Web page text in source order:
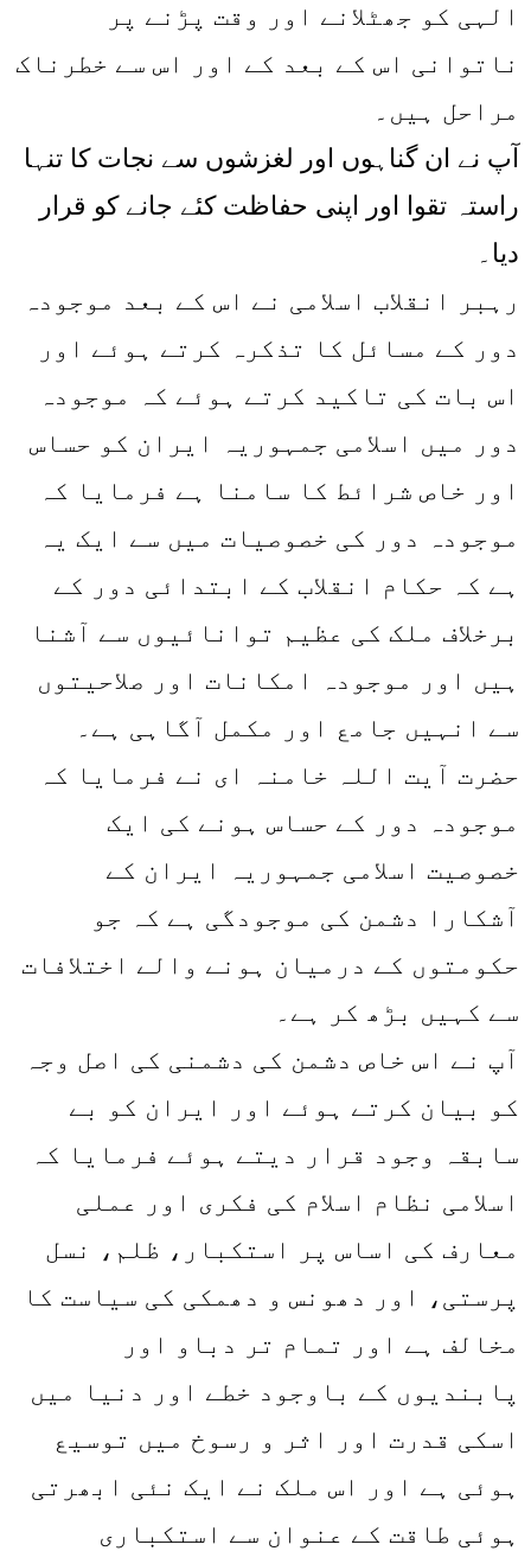
الہی کو جھٹلانے اور وقت پڑنے پر
ناتوانی اس کے بعد کے اور اس سے خطرناک
مراحل ہیں۔
آپ نے ان گناہوں اور لغزشوں سے نجات کا تنہا
راستہ تقوا اور اپنی حفاظت کئے جانے کو قرار
دیا۔
رہبر انقلاب اسلامی نے اس کے بعد موجودہ
دور کے مسائل کا تذکرہ کرتے ہوئے اور
اس بات کی تاکید کرتے ہوئے کہ موجودہ
دور میں اسلامی جمہوریہ ایران کو حساس
اور خاص شرائط کا سامنا ہے فرمایا کہ
موجودہ دور کی خصوصیات میں سے ایک یہ
ہے کہ حکام انقلاب کے ابتدائی دور کے
برخلاف ملک کی عظیم توانائیوں سے آشنا
ہیں اور موجودہ امکانات اور صلاحیتوں
سے انہیں جامع اور مکمل آگاہی ہے۔
حضرت آیت اللہ خامنہ ای نے فرمایا کہ
موجودہ دور کے حساس ہونے کی ایک
خصوصیت اسلامی جمہوریہ ایران کے
آشکارا دشمن کی موجودگی ہے کہ جو
حکومتوں کے درمیان ہونے والے اختلافات
سے کہیں بڑھ کر ہے۔
آپ نے اس خاص دشمن کی دشمنی کی اصل وجہ
کو بیان کرتے ہوئے اور ایران کو بے
سابقہ وجود قرار دیتے ہوئے فرمایا کہ
اسلامی نظام اسلام کی فکری اور عملی
معارف کی اساس پر استکبار، ظلم، نسل
پرستی، اور دھونس و دھمکی کی سیاست کا
مخالف ہے اور تمام تر دباو اور
پابندیوں کے باوجود خطے اور دنیا میں
اسکی قدرت اور اثر و رسوخ میں توسیع
ہوئی ہے اور اس ملک نے ایک نئی ابھرتی
ہوئی طاقت کے عنوان سے استکباری